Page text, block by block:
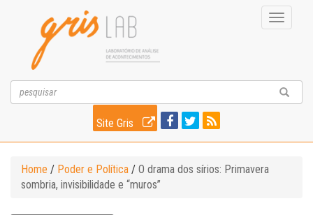
Toggle
Site Gris
Home / Poder e Política / O drama dos sírios: Primavera
sombria, invisibilidade e “muros”